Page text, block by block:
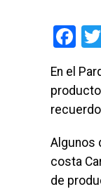
En el
Algunos
costa
de